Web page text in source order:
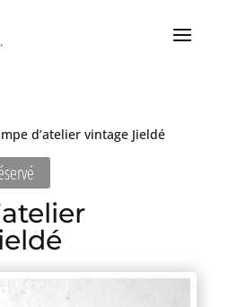
d’atelier vintage Jieldé